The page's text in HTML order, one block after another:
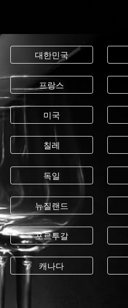
대한민국
프랑스
미국
칠레
독일
뉴질랜드
포르투갈
캐나다